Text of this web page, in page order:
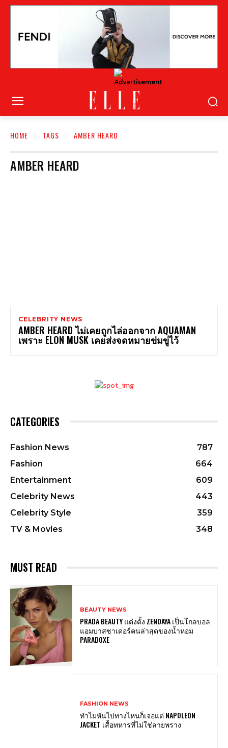
HOME TAGS AMBER HEARD
AMBER HEARD
CELEBRITY NEWS
AMBER HEARD ไม่เคยถูกไล่ออกจาก AQUAMAN
เพราะ ELON MUSK เคยส่งจดหมายข่มขู่ไว้
CATEGORIES
Fashion News
787
Fashion
664
Entertainment
609
Celebrity News
443
Celebrity Style
359
TV & Movies
348
MUST READ
BEAUTY NEWS
PRADA BEAUTY แต่งตั้ง ZENDAYA เป็นโกลบอล
แอมบาสซาเดอร์คนล่าสุดของน้ำหอม
PARADOXE
FASHION NEWS
ทำไมหันไปทางไหนก็เจอแต่ NAPOLEON
JACKET เสื้อทหารที่ไม่ใช่ลายพราง